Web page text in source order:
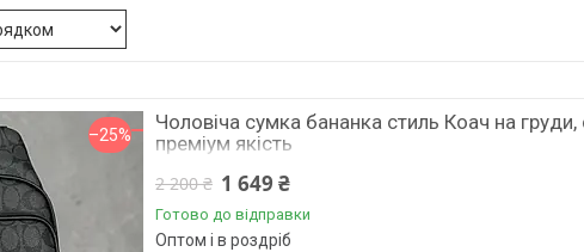
–25%
Чоловіча сумка бананка стиль Коач на
преміум якість
2 200 ₴ 1 649 ₴
Готово до відправки
Оптом і в роздріб